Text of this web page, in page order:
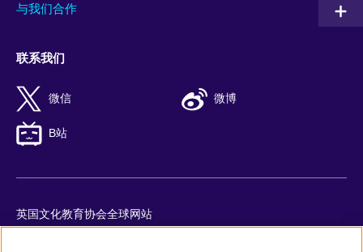
与我们合作
联系我们
微信 微博
B站
英国文化教育协会全球网站